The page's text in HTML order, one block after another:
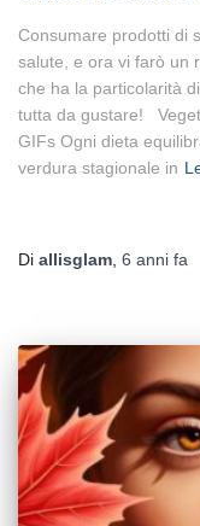
Consumare prodotti di
salute, e ora vi farò un
che ha la particolarità
tutta da gustare!
GIFs Ogni dieta
verdura stagionale in
Di allisglam 6 anni fa